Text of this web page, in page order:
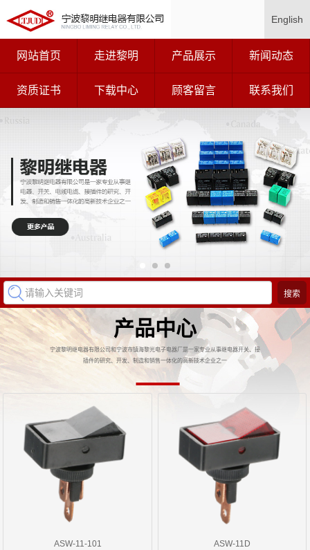
English
网站首页 走进黎明 产品展示 新闻动态
资质证书 下载中心 顾客留言 联系我们
产品中心
宁波黎明继电器有限公司和宁波市镇海黎光电子电器厂是一家专业从事继电器开关、接
插件的研究、开发、制造和销售一体化的高新技术企业之一
ASW-11-101 ASW-11D